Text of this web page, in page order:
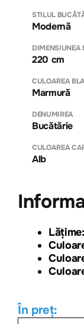
STILUL
Modernă
DIMENSIUNEA
220 cm
CULOAREA
Marmură
DENUMIREA
Bucătărie
CULOAREA
Alb
Lăți
În preț: